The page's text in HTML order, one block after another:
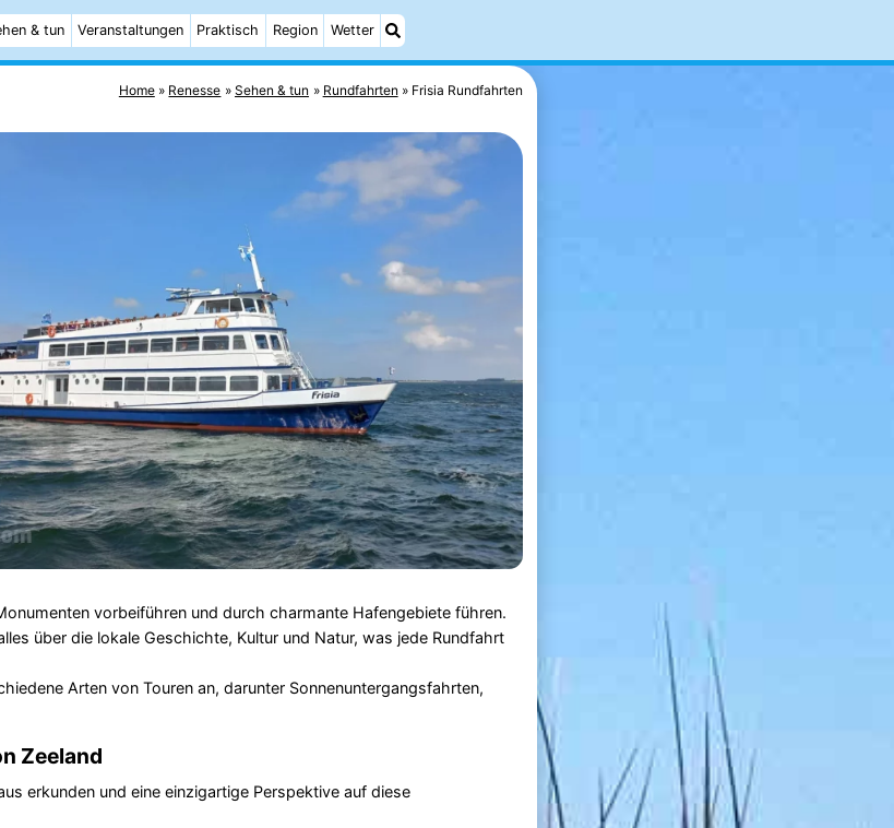
& tun Veranstaltungen Praktisch Region Wetter
Home Renesse Sehen & tun Rundfahrten Frisia Rundfahrten
vorbeiführen und durch charmante Hafengebiete führen.
über die lokale Geschichte, Kultur und Natur, was jede Rundfahrt
Arten von Touren an, darunter Sonnenuntergangsfahrten,
Zeeland
erkunden und eine einzigartige Perspektive auf diese